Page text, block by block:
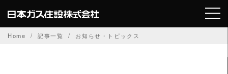
to
content
Home 記事一覧 お知らせ・トピックス